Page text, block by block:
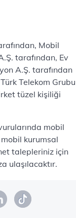
Mobil
tarafından, Ev
A.Ş. tarafından
Telekom Grubu
tüzel kişiliği
mobil
kurumsal
talepleriniz için
ulaşılacaktır.